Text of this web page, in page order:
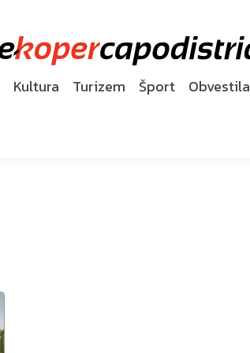
Kultura Turizem Šport Obvestila